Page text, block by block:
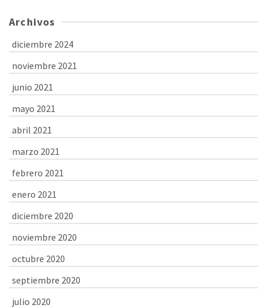
Archivos
diciembre 2024
noviembre 2021
junio 2021
mayo 2021
abril 2021
marzo 2021
febrero 2021
enero 2021
diciembre 2020
noviembre 2020
octubre 2020
septiembre 2020
julio 2020